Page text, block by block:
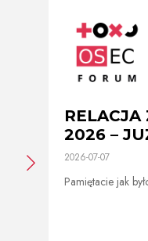
RELACJA
2026 –
2026-07-07
Pamiętacie jak